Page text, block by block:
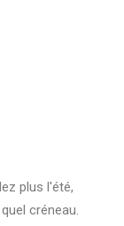
plus l'été,
créneau.